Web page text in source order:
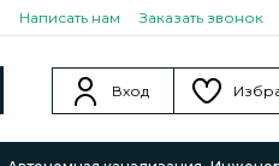
Написать нам Заказать звонок
Вход